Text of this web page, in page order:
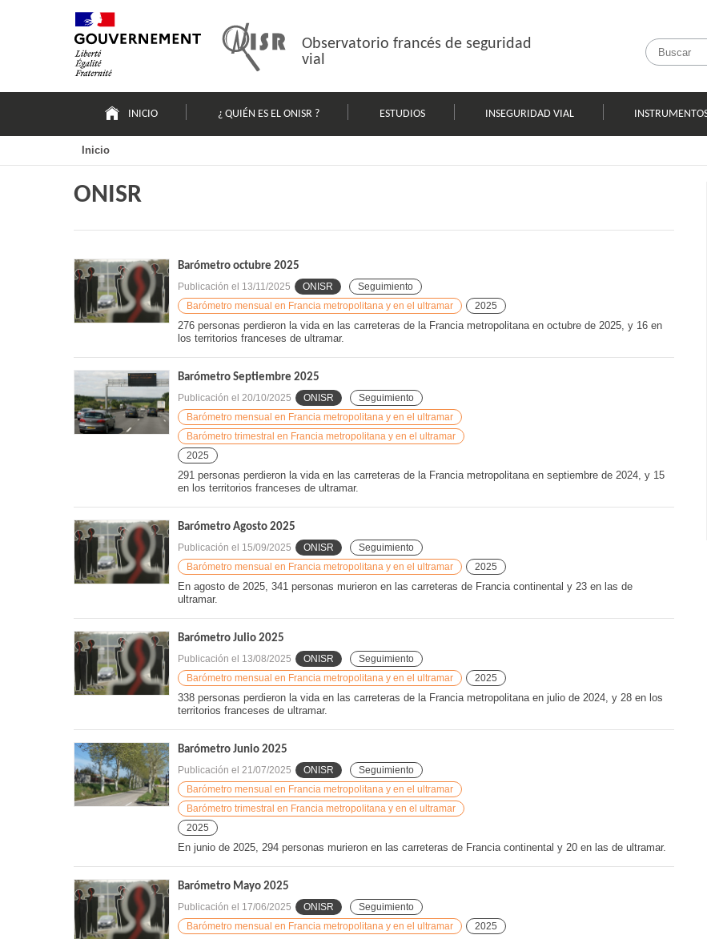
Observatorio francés de seguridad
vial
principale
INICIO ¿ QUIÉN ES EL ONISR ? ESTUDIOS INSEGURIDAD VIAL
Inicio
ONISR
Barómetro octubre 2025
Publicación el 13/11/2025 ONISR
Seguimiento
Barómetro mensual en Francia metropolitana y en el ultramar
2025
276 personas perdieron la vida en las carreteras de la Francia metropolitana en octubre de 2025, y 16 en
los territorios franceses de ultramar.
Barómetro Septiembre 2025
Publicación el 20/10/2025 ONISR
Seguimiento
Barómetro mensual en Francia metropolitana y en el ultramar
Barómetro trimestral en Francia metropolitana y en el ultramar
2025
291 personas perdieron la vida en las carreteras de la Francia metropolitana en septiembre de 2024, y 15
en los territorios franceses de ultramar.
Barómetro Agosto 2025
Publicación el 15/09/2025 ONISR
Seguimiento
Barómetro mensual en Francia metropolitana y en el ultramar
2025
En agosto de 2025, 341 personas murieron en las carreteras de Francia continental y 23 en las de
ultramar.
Barómetro Julio 2025
Publicación el 13/08/2025 ONISR
Seguimiento
Barómetro mensual en Francia metropolitana y en el ultramar
2025
338 personas perdieron la vida en las carreteras de la Francia metropolitana en julio de 2024, y 28 en los
territorios franceses de ultramar.
Barómetro Junio 2025
Publicación el 21/07/2025 ONISR
Seguimiento
Barómetro mensual en Francia metropolitana y en el ultramar
Barómetro trimestral en Francia metropolitana y en el ultramar
2025
En junio de 2025, 294 personas murieron en las carreteras de Francia continental y 20 en las de ultramar.
Barómetro Mayo 2025
Publicación el 17/06/2025 ONISR
Seguimiento
Barómetro mensual en Francia metropolitana y en el ultramar
2025